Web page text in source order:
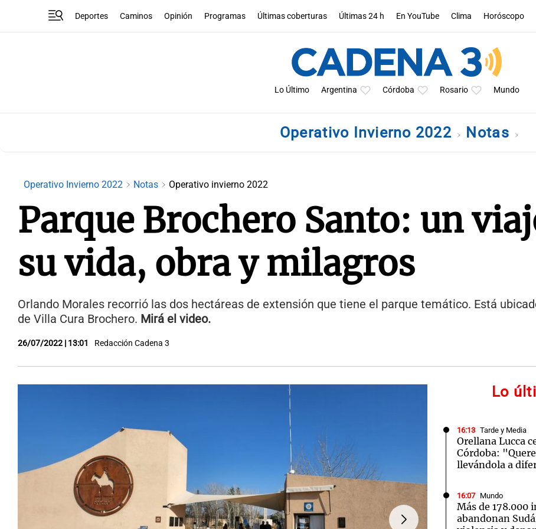
Deportes Caminos Opinión Programas Últimas coberturas Últimas 24 h En YouTube Clima Horóscopo
Lo Último Argentina Córdoba Rosario Mundo
Operativo Invierno 2022 Notas
Operativo Invierno 2022 Notas Operativo invierno 2022
Parque Brochero Santo: un
su vida, obra y milagros
Orlando Morales recorrió las dos hectáreas de extensión que tiene el parque temático. Está
de Villa Cura Brochero. Mirá el video.
26/07/2022 | 13:01 Redacción Cadena 3
Lo
16:13 Tarde y Media
Orellana Lucca
Córdoba:
llevándola a
16:07 Mundo
Más de 178.000
abandonan